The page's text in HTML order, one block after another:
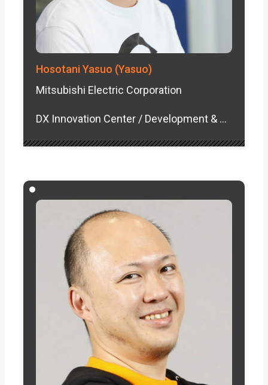
Hosotani Yasuo (Yasuo)
Mitsubishi Electric Corporation
DX Innovation Center / Development & Quality Management Department